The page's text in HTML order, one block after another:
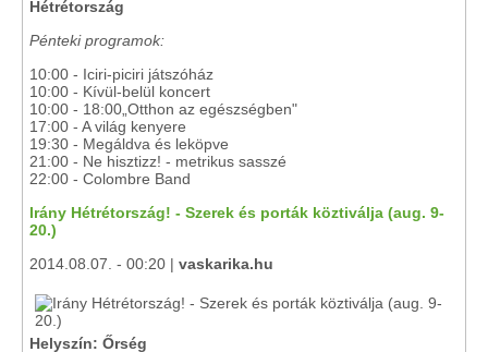
Hétrétország
Pénteki programok:
10:00 - Iciri-piciri játszóház
10:00 - Kívül-belül koncert
10:00 - 18:00„Otthon az egészségben"
17:00 - A világ kenyere
19:30 - Megáldva és leköpve
21:00 - Ne hisztizz! - metrikus sasszé
22:00 - Colombre Band
Irány Hétrétország! - Szerek és porták köztiválja (aug. 9-
20.)
2014.08.07. - 00:20 | vaskarika.hu
Helyszín: Őrség